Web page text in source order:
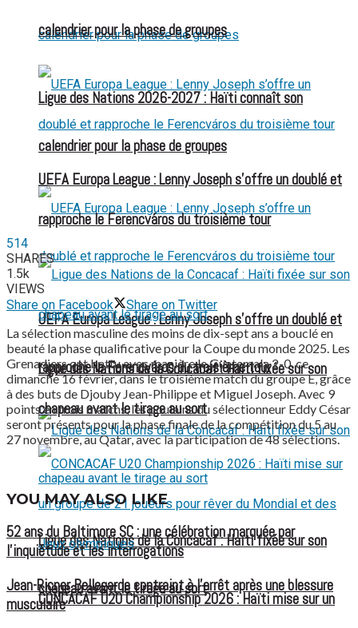
Ligue des Nations 2026-2027 : Haïti connaît son
calendrier pour la phase de groupes
UEFA Europa League : Lenny Joseph s’offre un doublé et
rapproche le Ferencváros du troisième tour
Ligue des Nations de la Concacaf : Haïti fixée sur son
chapeau avant le tirage au sort
calendrier pour la phase de groupes
UEFA Europa League : Lenny Joseph s’offre un doublé et
rapproche le Ferencváros du troisième tour
Ligue des Nations de la Concacaf : Haïti fixée sur son
chapeau avant le tirage au sort
CONCACAF U20 Championship 2026 : Haïti mise sur un
514
SHARES
1.5k
VIEWS
Share on Facebook
Share on Twitter
La sélection masculine des moins de dix-sept ans a bouclé en
beauté la phase qualificative pour la Coupe du monde 2025. Les
Grenadiers ont battu avec manière le Guatemala 2-0, ce
dimanche 16 février, dans le troisième match du groupe E, grâce
à des buts de Djouby Jean-Philippe et Miguel Joseph. Avec 9
points en trois matchs, les poulains du sélectionneur Eddy César
seront présents pour la phase finale de la compétition du 5 au
27 novembre, au Qatar, avec la participation de 48 sélections.
YOU MAY ALSO LIKE
52 ans du Baltimore SC : une célébration marquée par
l’inquiétude et les interrogations
Jean-Ricner Bellegarde contraint à l’arrêt après une blessure
musculaire